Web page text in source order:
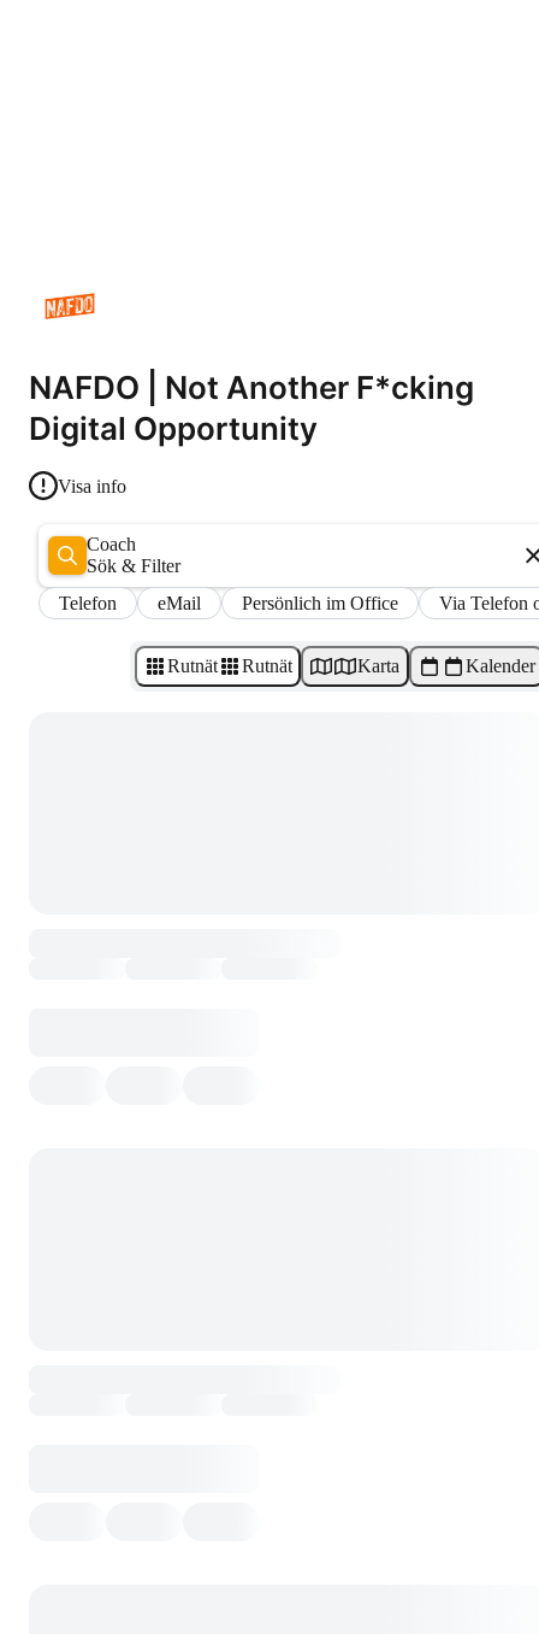
NAFDO | Not Another F*cking
Digital Opportunity
Visa info
Coach
Sök & Filter
Telefon
eMail Persönlich im Office Via Telefon
Rutnät Rutnät Karta Kalender